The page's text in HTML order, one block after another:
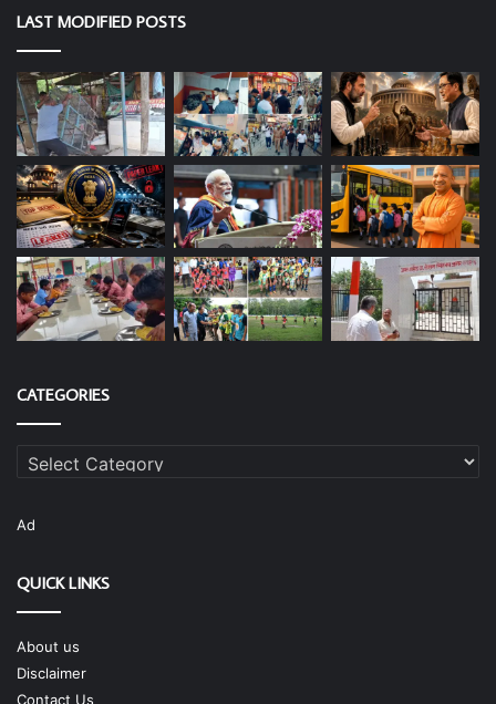
LAST MODIFIED POSTS
CATEGORIES
Categories
Ad
QUICK LINKS
About us
Disclaimer
Contact Us